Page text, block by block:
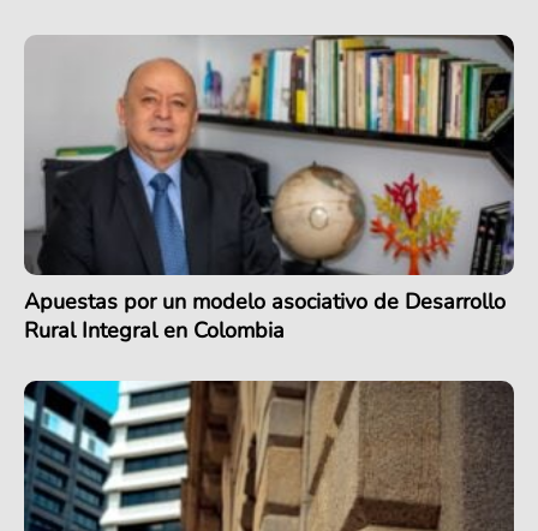
Apuestas por un modelo asociativo de Desarrollo
Rural Integral en Colombia